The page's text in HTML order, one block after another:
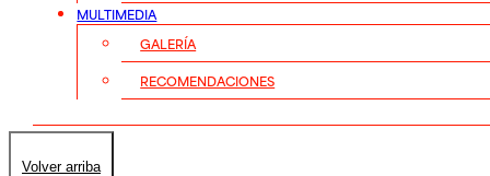
MULTIMEDIA
GALERÍA
RECOMENDACIONES
Volver arriba